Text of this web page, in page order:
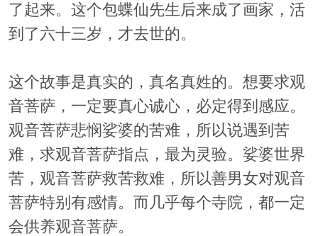
了起来。这个包蝶仙先生后来成了画家，活
到了六十三岁，才去世的。
这个故事是真实的，真名真姓的。想要求观
音菩萨，一定要真心诚心，必定得到感应。
观音菩萨悲悯娑婆的苦难，所以说遇到苦
难，求观音菩萨指点，最为灵验。娑婆世界
苦，观音菩萨救苦救难，所以善男女对观音
菩萨特别有感情。而几乎每个寺院，都一定
会供养观音菩萨。